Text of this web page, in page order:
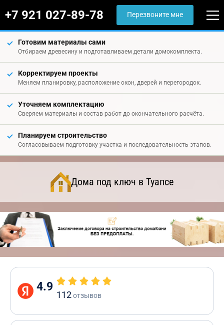
+7 921 027-89-78 Перезвоните мне
Готовим материалы сами
Отбираем древесину и подготавливаем детали домокомплекта.
Корректируем проекты
Меняем планировку, расположение окон, дверей и перегородок.
Уточняем комплектацию
Сверяем материалы и состав работ до окончательного расчёта.
Планируем строительство
Согласовываем подготовку участка и последовательность этапов.
Дома под ключ в Туапсе
4.9
112отзывов